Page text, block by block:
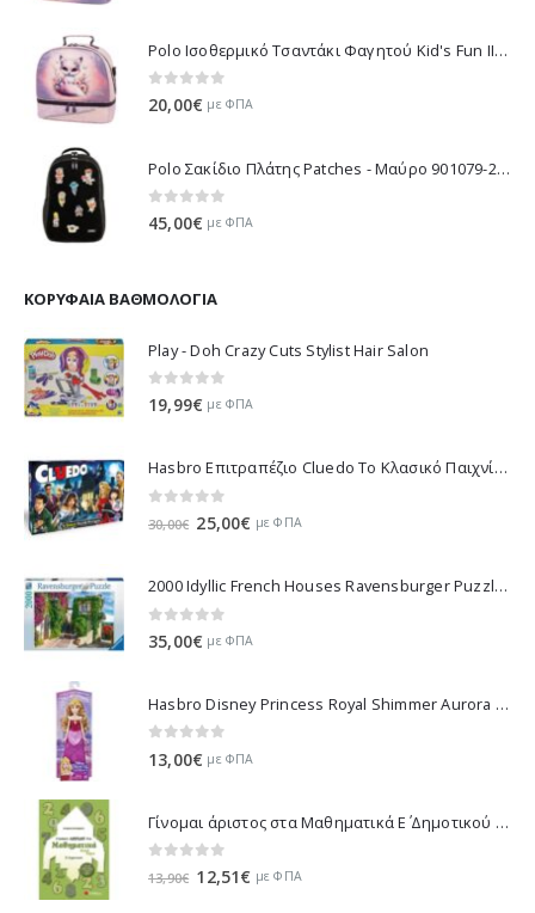
Polo Ισοθερμικό Τσαντάκι Φαγητού Kid's Fun II - Λιλά 971003-8425 2026
0 out of 5
20,00€ με ΦΠΑ
Polo Σακίδιο Πλάτης Patches - Μαύρο 901079-2000 2026
0out of 5
45,00€ με ΦΠΑ
ΚΟΡΥΦΑΊΑ ΒΑΘΜΟΛΟΓΊΑ
Play - Doh Crazy Cuts Stylist Hair Salon
0 out of 5
19,99€ με ΦΠΑ
Hasbro Επιτραπέζιο Cluedo Το Κλασικό Παιχνίδι Μυστήριου 38712
out of 5
30,00€ Original
30,00€.
25,00€ Η
είναι:
με ΦΠΑ
2000 Idyllic French Houses Ravensburger Puzzle 16640
35,00€ με ΦΠΑ
Hasbro Disney Princess Royal Shimmer Aurora Doll F0899
13,00€ με ΦΠΑ
Γίνομαι άριστος στα Μαθηματικά Ε΄ Δημοτικού - Λυκοτραφίτη Αντιγόνη 21070
out of 5
13,90€ Original
12,51€ Ημε ΦΠΑ